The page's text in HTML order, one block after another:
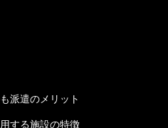
派遣のメリット
する施設の特徴